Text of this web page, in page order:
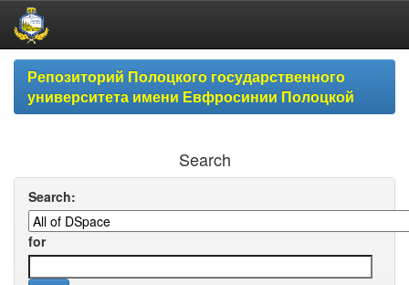
Skip
navigationРепозиторий Полоцкого государственного
университета имени Евфросинии Полоцкой
Search
Search:
for